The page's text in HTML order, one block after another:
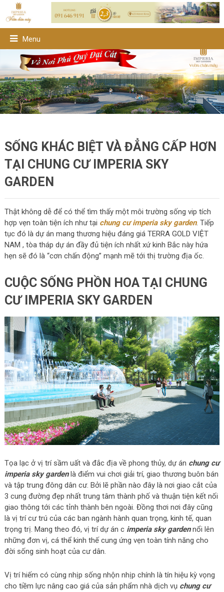
Menu
SỐNG KHÁC BIỆT VÀ ĐẲNG CẤP HƠN
TẠI CHUNG CƯ IMPERIA SKY
GARDEN
Thật không dễ để có thể tìm thấy một môi trường sống vip tích
hợp vẹn toàn tiện ích như tại chung cư imperia sky garden. Tiếp
tục đó là dự án mang thương hiệu đáng giá TERRA GOLD VIỆT
NAM , tòa tháp dự án đầy đủ tiện ích nhất xứ kinh Bắc này hứa
hẹn sẽ đó là “cơn chấn động” mạnh mẽ tới thị trường địa ốc.
CUỘC SỐNG PHỒN HOA TẠI CHUNG
CƯ IMPERIA SKY GARDEN
Tọa lạc ở vị trí sầm uất và đắc địa về phong thủy, dự án chung cư
imperia sky gardenlà điểm vui chơi giải trí, giao thương buôn bán
và tập trung đông dân cư. Bởi lẽ phần nào đây là nơi giao cắt của
3 cung đường đẹp nhất trung tâm thành phố và thuận tiện kết nối
giao thông tới các tỉnh thành bên ngoài. Đồng thơi nơi đây cũng
là vị trí cư trú của các ban ngành hành quan trọng, kinh tế, quan
trọng trị. Mang theo đó, vị trí dự án cimperia sky gardennổi lên
những đơn vị, cá thể kinh thế cung ứng vẹn toàn tính năng cho
đời sống sinh hoạt của cư dân.
Vị trí hiếm có cùng nhịp sống nhộn nhịp chính là tín hiệu kỳ vọng
cho tiềm lực nâng cao giá của sản phẩm nhà dịch vụ chung cư